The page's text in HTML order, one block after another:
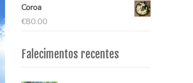
Coroa
€80.00
Falecimentos recentes